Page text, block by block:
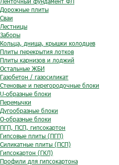
Дорожные плиты
Сваи
Лестницы
Заборы
Кольца, днища, крышки колодцев
Плиты перекрытия лотков
Плиты карнизов и лоджий
Остальные ЖБИ
Газобетон / газосиликат
Стеновые и перегородочные блоки
U-образные блоки
Перемычки
Дугообразные блоки
O-образные блоки
ПГП, ПСП, гипсокартон
Гипсовые плиты (ПГП)
Силикатные плиты (ПСП)
Гипсокартон (ГКЛ)
Профили для гипсокартона